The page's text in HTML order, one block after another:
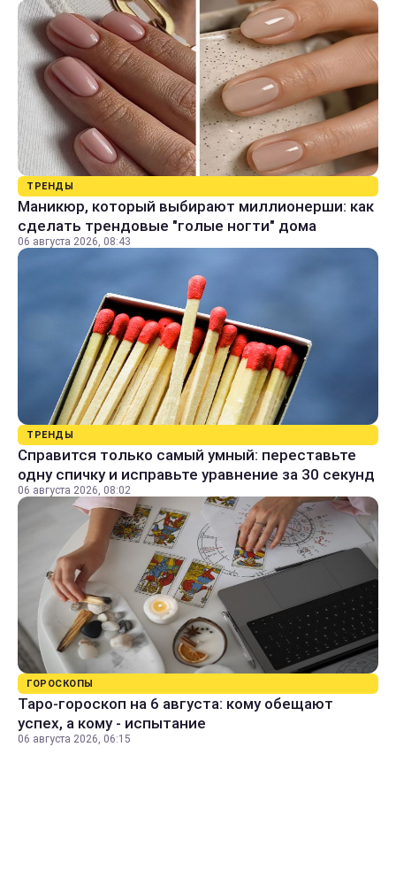
ТРЕНДЫ
Маникюр, который выбирают миллионерши: как
сделать трендовые "голые ногти" дома
06 августа 2026, 08:43
ТРЕНДЫ
Справится только самый умный: переставьте
одну спичку и исправьте уравнение за 30 секунд
06 августа 2026, 08:02
ГОРОСКОПЫ
Таро-гороскоп на 6 августа: кому обещают
успех, а кому - испытание
06 августа 2026, 06:15